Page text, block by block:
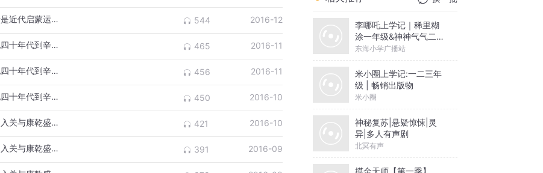
陈国庆教授讲传统文化第十七讲：戊戌维新是近代启蒙运动（上） 544 2016-12
陈国庆教授讲传统文化第十六讲：十九世纪四十年代到辛亥革命结束3 465 2016-11
陈国庆教授讲传统文化第十六讲：十九世纪四十年代到辛亥革命结束2 456 2016-11
陈国庆教授讲传统文化第十六讲：十九世纪四十年代到辛亥革命结束 450 2016-10
陈国庆教授讲传统文化第十五讲：清王朝的入关与康乾盛世(下)3 421 2016-10
陈国庆教授讲传统文化第十五讲：清王朝的入关与康乾盛世(下)2 391 2016-09
李哪吒上学记｜稀里糊
涂一年级&神神气气二年
级
东海小学广播站
米小圈上学记:一二三年
级 | 畅销出版物
米小圈
神秘复苏|悬疑惊悚|灵
异|多人有声剧
北冥有声
摸金天师【第一季】